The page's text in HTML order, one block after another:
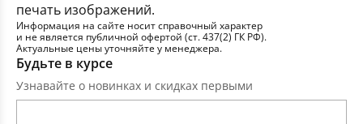
печать изображений.
Информация на сайте носит справочный характер
и не является публичной офертой (ст. 437(2) ГК РФ).
Актуальные цены уточняйте у менеджера.
Будьте в курсе
Узнавайте о новинках и скидках первыми